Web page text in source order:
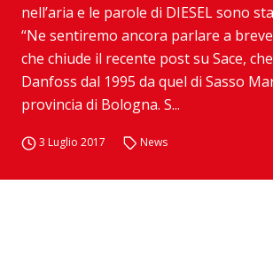
nell’aria e le parole di DIESEL sono
“Ne sentiremo ancora parlare a
che chiude il recente post su Sace,
Danfoss dal 1995 da quel di Sasso
provincia di Bologna. S...
3 Luglio 2017 News